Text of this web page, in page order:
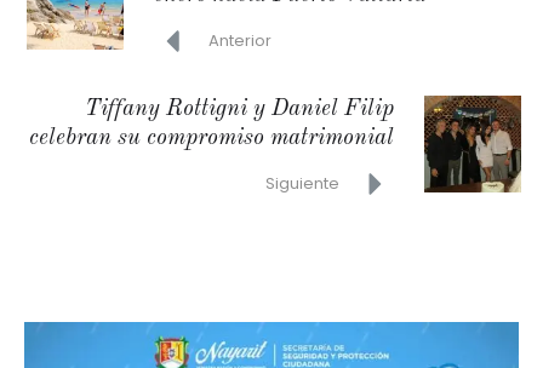
Anterior
Tiffany Rottigni y Daniel Filip
celebran su compromiso matrimonial
Siguiente